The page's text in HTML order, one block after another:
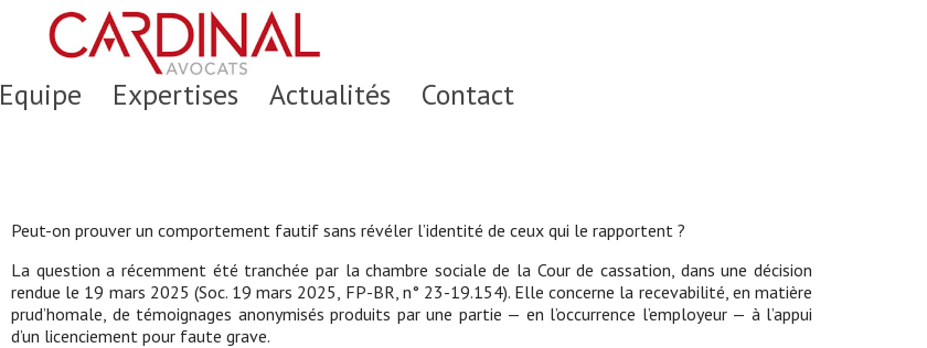
Equipe Expertises Actualités
Contact
Peut-on prouver un comportement fautif sans révéler l’identité de ceux qui le rapportent ?
La question a récemment été tranchée par la chambre sociale de la Cour de cassation, dans une décision
rendue le 19 mars 2025 (Soc. 19 mars 2025, FP-BR, n° 23-19.154). Elle concerne la recevabilité, en matière
prud’homale, de témoignages anonymisés produits par une partie — en l’occurrence l’employeur — à l’appui
d’un licenciement pour faute grave.